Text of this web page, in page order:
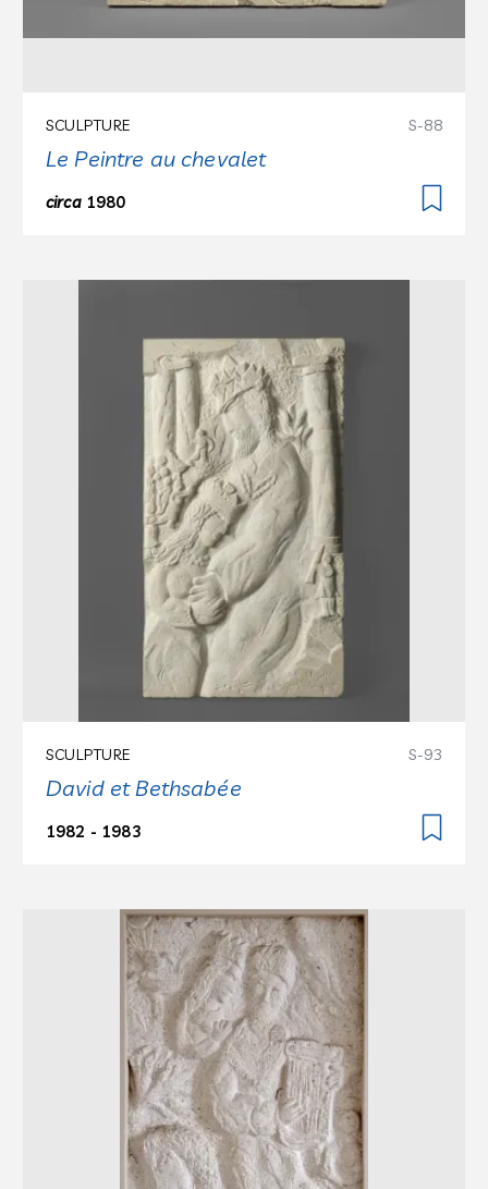
SCULPTURE S-88
Le Peintre au chevalet
circa1980
SCULPTURE S-93
David et Bethsabée
1982 - 1983